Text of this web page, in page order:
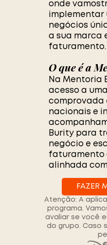
onde
implementar
negócios
a sua marca
faturamento.
O que é a
Na Mentoria
acesso a
comprovada
nacionais e
Burity para
negócio e
faturamento
alinhada
FAZER
Atenção: A
programa.
avaliar se você
do grupo. Caso